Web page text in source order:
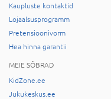
Kaupluste kontaktid
Lojaalsusprogramm
Pretensioonivorm
Hea hinna garantii
MEIE SÕBRAD
KidZone.ee
Jukukeskus.ee